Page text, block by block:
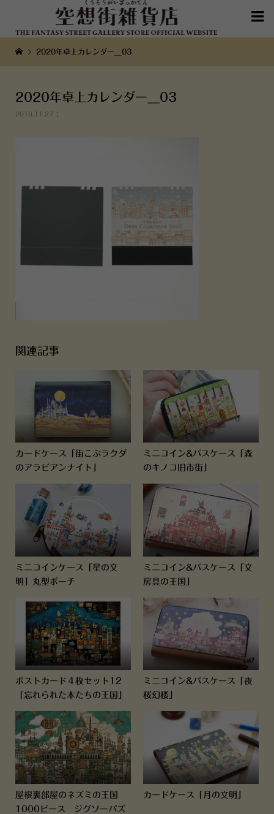

2020年卓上カレンダー__03
2020年卓上カレンダー__03
2019.11.27
関連記事
カードケース「街こぶラクダ
のアラビアンナイト」
ミニコイン&パスケース「森
のキノコ旧市街」
ミニコインケース「星の文
明」丸型ポーチ
ミニコイン&パスケース「文
房具の王国」
ポストカード４枚セット12
「忘れられた本たちの王国」
ミニコイン&パスケース「夜
桜幻楼」
屋根裏部屋のネズミの王国
1000ピース ジグソーパズ
カードケース「月の文明」